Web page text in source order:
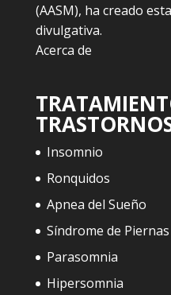
(AASM), ha creado
divulgativa.
Acerca de
Insomnio
Ronquidos
Apnea del Sueño
Síndrome de
Parasomnia
Hipersomnia